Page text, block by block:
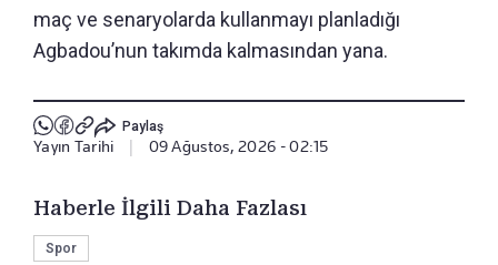
maç ve senaryolarda kullanmayı planladığı
Agbadou’nun takımda kalmasından yana.
Paylaş
Yayın Tarihi 09 Ağustos, 2026 - 02:15
Haberle İlgili Daha Fazlası
Spor